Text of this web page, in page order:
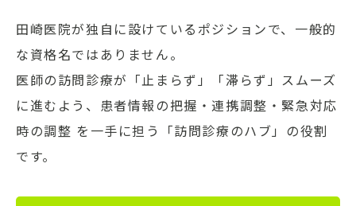
田崎医院が独自に設けているポジションで、一般的
な資格名ではありません。
医師の訪問診療が「止まらず」「滞らず」スムーズ
に進むよう、患者情報の把握・連携調整・緊急対応
時の調整 を一手に担う「訪問診療のハブ」の役割
です。